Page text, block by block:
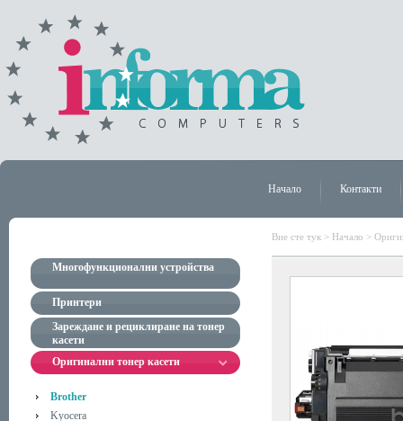
Начало Контакти
Многофункционални устройства
Принтери
Зареждане и рециклиране на тонер
касети
Оригинални тонер касети
Brother
Kyocera
Вие сте тук > Начало >